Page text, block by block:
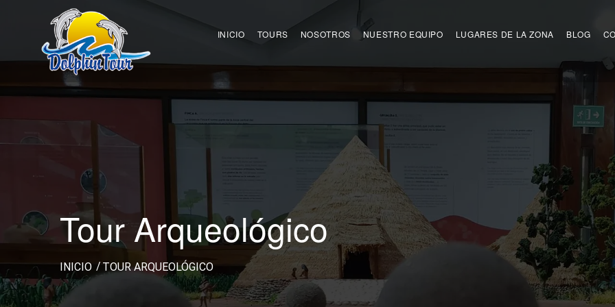
INICIO TOURS NOSOTROS NUESTRO EQUIPO LUGARES DE LA ZONA BLOG
Tour Arqueológico
INICIO TOUR ARQUEOLÓGICO